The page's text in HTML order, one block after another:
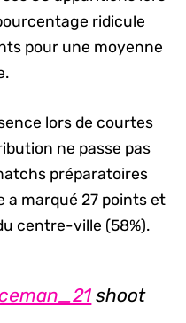
ridicule
pour une moyenne
lors de courtes
ne passe pas
préparatoires
a marqué 27 points et
centre-ville (58%).
shoot